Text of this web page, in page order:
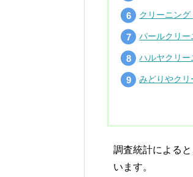
クリーニング
パールクリー
ハルヤクリー
みどりやクリ
調査統計によると
います。